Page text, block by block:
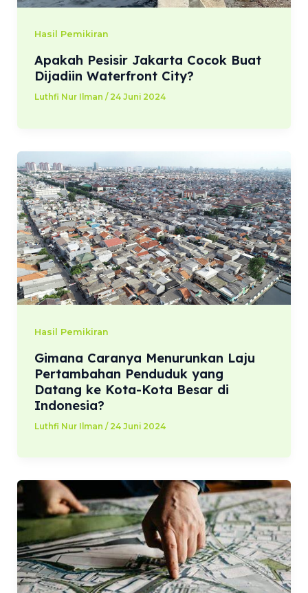
Hasil Pemikiran
Apakah Pesisir Jakarta Cocok Buat
Dijadiin Waterfront City?
Luthfi Nur Ilman / 24 Juni 2024
Hasil Pemikiran
Gimana Caranya Menurunkan Laju
Pertambahan Penduduk yang
Datang ke Kota-Kota Besar di
Indonesia?
Luthfi Nur Ilman / 24 Juni 2024